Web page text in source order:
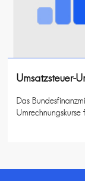
Umsatzsteuer-
Das